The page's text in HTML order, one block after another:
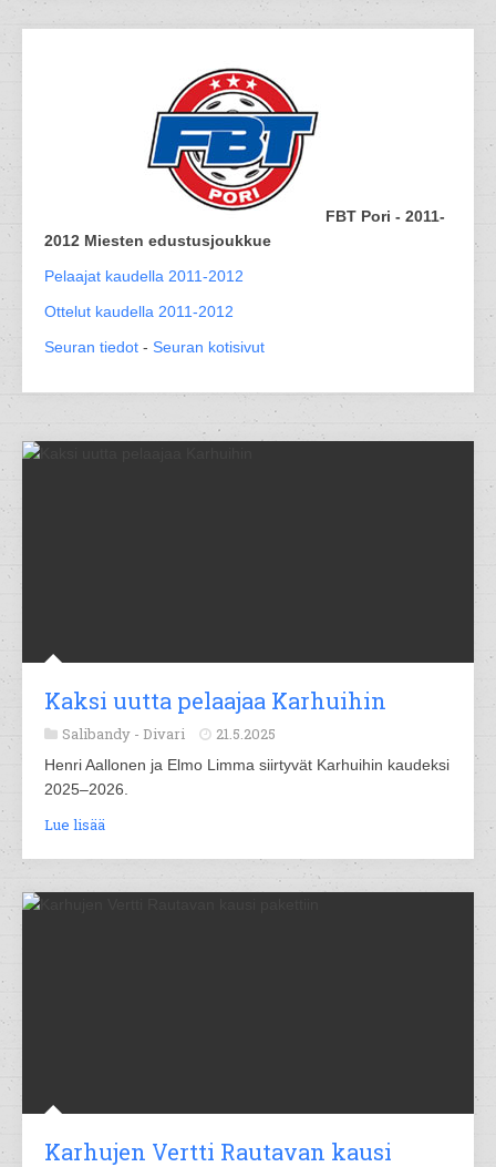
FBT Pori - 2011-
2012 Miesten edustusjoukkue
Pelaajat kaudella 2011-2012
Ottelut kaudella 2011-2012
Seuran tiedot - Seuran kotisivut
Kaksi uutta pelaajaa Karhuihin
Salibandy - Divari 21.5.2025
Henri Aallonen ja Elmo Limma siirtyvät Karhuihin kaudeksi
2025–2026.
Lue lisää
Karhujen Vertti Rautavan kausi